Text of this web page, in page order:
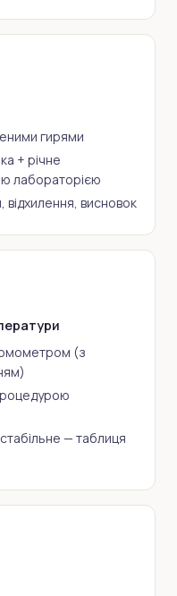
гирями
+ річне
лабораторією
висновок
(з
— таблиця